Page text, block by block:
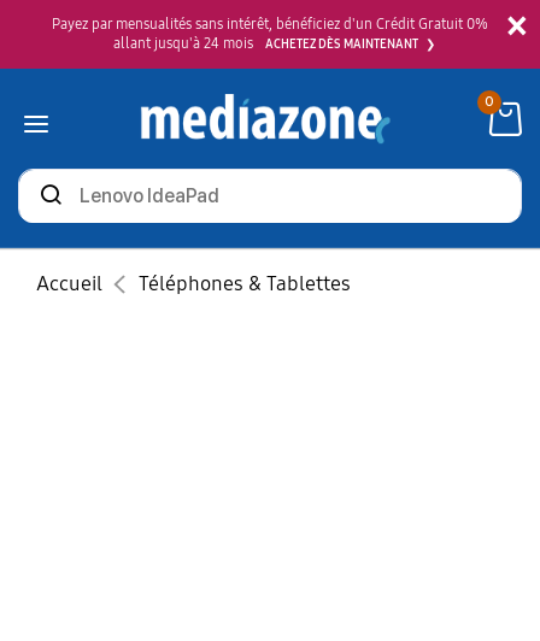
×
Payez par mensualités sans intérêt, bénéficiez d'un Crédit Gratuit 0%
allant jusqu'à 24 mois
ACHETEZ DÈS MAINTENANT
Rechercher
des
produits
0
Accueil Téléphones & Tablettes